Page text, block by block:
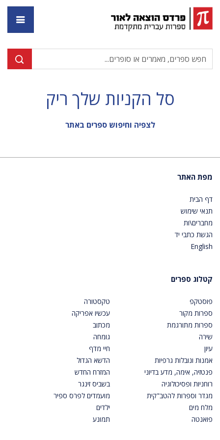
סל הקניות שלך ריק
לצפיה וחיפוש ספרים באתר
מפת האתר
דף הבית
תנאי שימוש
מחברים\ות
הגשת כתבי יד
English
קטלוג ספרים
פוסטקפ
ספרות מקור
ספרות מתורגמת
שירה
עיון
אמנות ונובלות גרפיות
פנטזיה, אימה, מדע בדיוני
רוחניות ופסיכולוגיה
מגדר וספרות להטב"קית
מלח מים
פואנטה
טקסטורה
עכשיו אפריקה
מכתוב
גומחה
חיי מדף
הדשא הגדול
המזרח החדש
בשביס זינגר
מועמדים לפרס ספיר
ילדים
תמונע